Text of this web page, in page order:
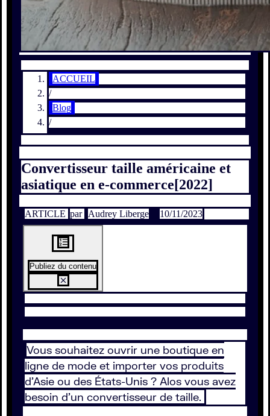
ACCUEIL
/
Blog
/
Convertisseur taille américaine et
asiatique en e-commerce[2022]
ARTICLE par Audrey Liberge 10/11/2023
Publiez du contenu
Vous souhaitez ouvrir une boutique en
ligne de mode et importer vos produits
d'Asie ou des États-Unis ? Alos vous avez
besoin d'un convertisseur de taille.